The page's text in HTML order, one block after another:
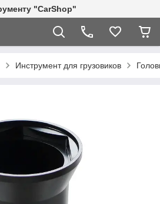
"CarShop"
Инструмент для грузовиков